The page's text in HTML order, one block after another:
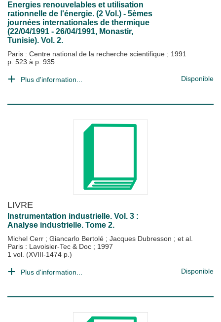
Energies renouvelables et utilisation
rationnelle de l'énergie. (2 Vol.) - 5èmes
journées internationales de thermique
(22/04/1991 - 26/04/1991, Monastir,
Tunisie). Vol. 2.
Paris : Centre national de la recherche scientifique ; 1991
p. 523 à p. 935
Plus d'information... Disponible
LIVRE
Instrumentation industrielle. Vol. 3 :
Analyse industrielle. Tome 2.
Michel Cerr ; Giancarlo Bertolé ; Jacques Dubresson ; et al.
Paris : Lavoisier-Tec & Doc ; 1997
1 vol. (XVIII-1474 p.)
Plus d'information... Disponible